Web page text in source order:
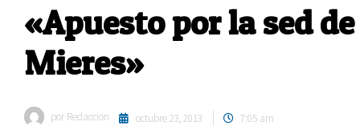
«Apuesto por la sed
Mieres»
por Redaccion octubre 23, 2013 7:05 am